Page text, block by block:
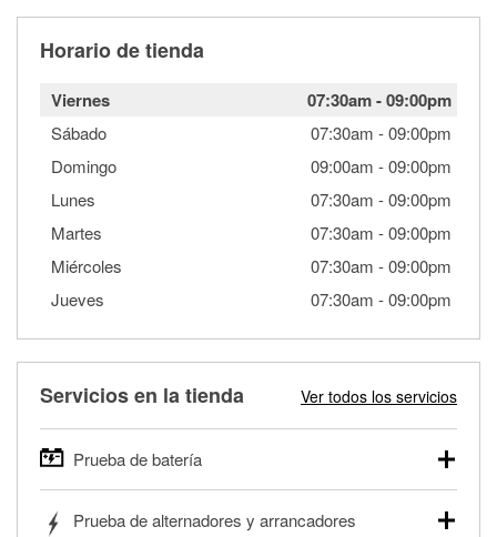
Horario de tienda
Viernes 07:30am-09:00pm
Sábado 07:30am -09:00pm
Domingo
09:00am -09:00pm
Lunes
07:30am -09:00pm
Martes
07:30am -09:00pm
Miércoles
07:30am -09:00pm
Jueves
07:30am -09:00pm
Servicios en la tienda Ver todos los servicios
Prueba de batería
autos, camionetas, SUVs, vehículos comerciales y
Prueba de alternadores y arrancadores